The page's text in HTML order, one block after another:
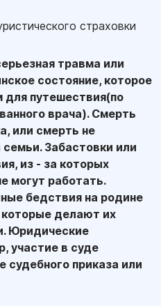
страховки
травма или
состояние, которое
для путешествия(по
врача). Смерть
или смерть не
Забастовки или
из - за которых
могут работать.
бедствия на родине
которые делают их
Юридические
участие в суде
судебного приказа или